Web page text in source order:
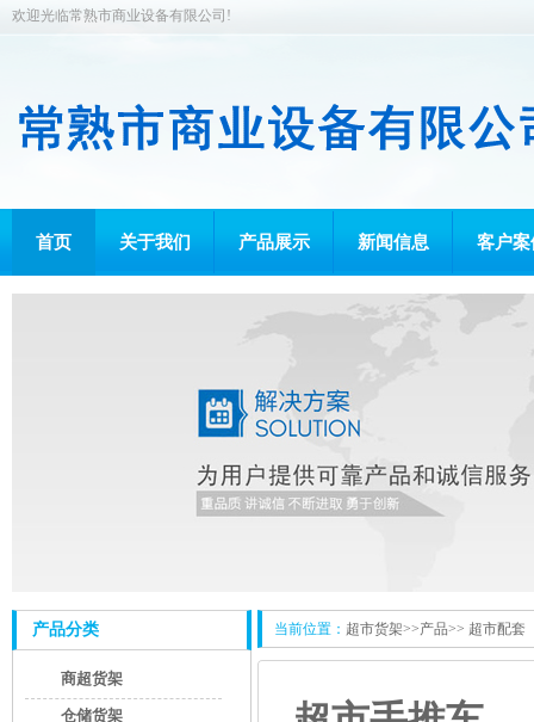
欢迎光临常熟市商业设备有限公司!
首页 关于我们 产品展示 新闻信息 客户案
产品分类
商超货架
仓储货架
当前位置： 超市货架>>产品>> 超市配套